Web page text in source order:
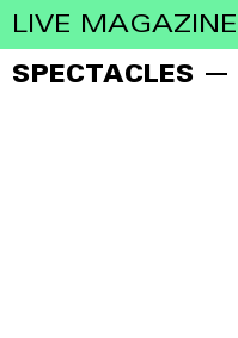
LIVE MAGAZINE
SPECTACLES